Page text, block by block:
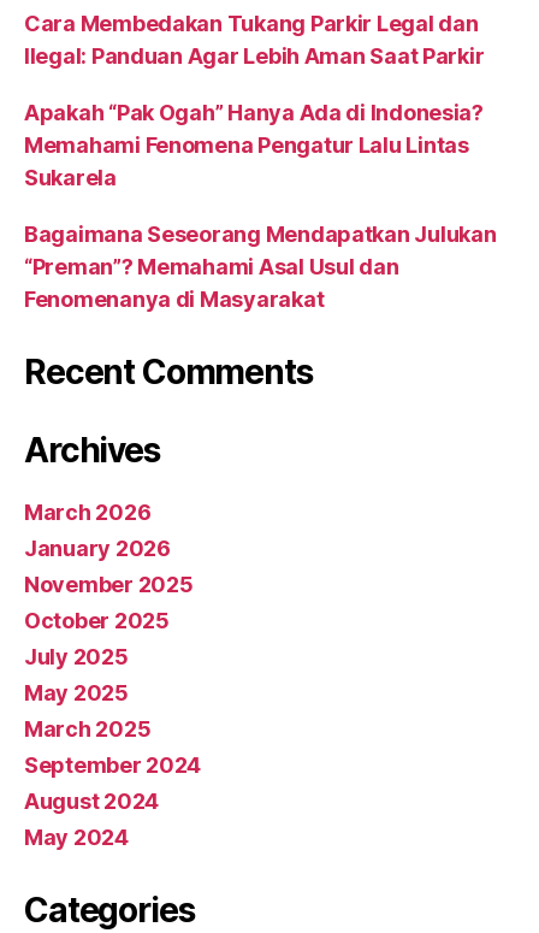
Cara Membedakan Tukang Parkir Legal dan
Ilegal: Panduan Agar Lebih Aman Saat Parkir
Apakah “Pak Ogah” Hanya Ada di Indonesia?
Memahami Fenomena Pengatur Lalu Lintas
Sukarela
Bagaimana Seseorang Mendapatkan Julukan
“Preman”? Memahami Asal Usul dan
Fenomenanya di Masyarakat
Recent Comments
Archives
March 2026
January 2026
November 2025
October 2025
July 2025
May 2025
March 2025
September 2024
August 2024
May 2024
Categories